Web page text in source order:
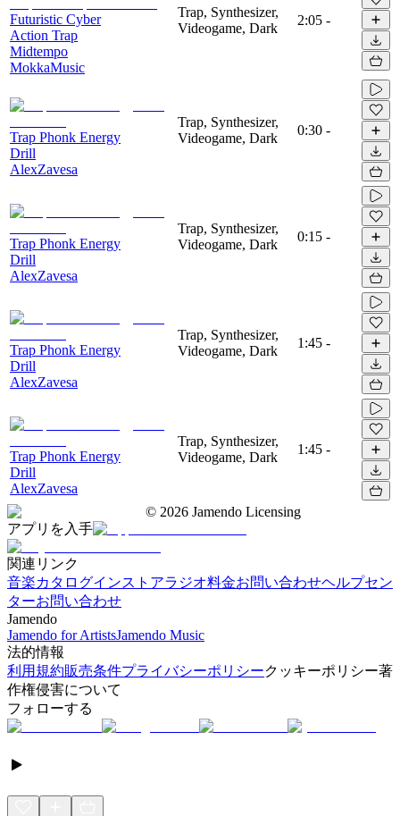
Futuristic Cyber
Action Trap
Midtempo
MokkaMusic
Trap, Synthesizer,
Videogame, Dark
2:05 -
Trap Phonk Energy
Drill
AlexZavesa
Trap, Synthesizer,
Videogame, Dark
0:30 -
Trap Phonk Energy
Drill
AlexZavesa
Trap, Synthesizer,
Videogame, Dark
0:15 -
Trap Phonk Energy
Drill
AlexZavesa
Trap, Synthesizer,
Videogame, Dark
1:45 -
Trap Phonk Energy
Drill
AlexZavesa
Trap, Synthesizer,
Videogame, Dark
1:45 -
© 2026 Jamendo Licensing
アプリを入手
関連リンク
音楽カタログインストアラジオ料金お問い合わせヘルプセン
ターお問い合わせ
Jamendo
Jamendo for ArtistsJamendo Music
法的情報
利用規約販売条件プライバシーポリシークッキーポリシー著
作権侵害について
フォローする